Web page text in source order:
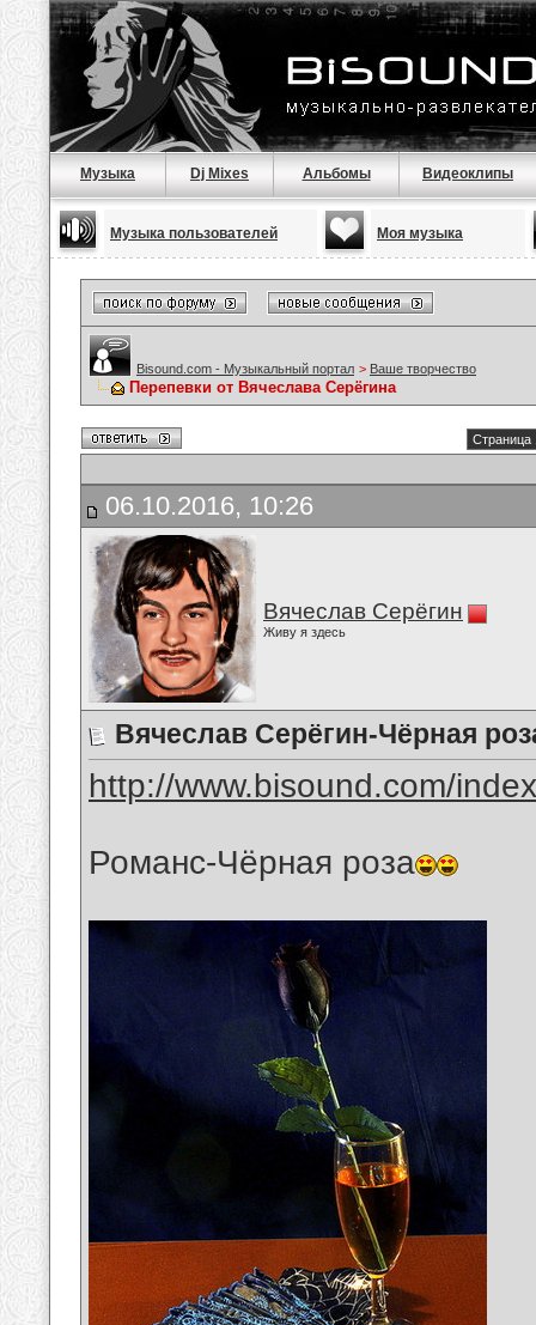
Музыка Dj Mixes Альбомы Видеоклипы
Музыка пользователей Моя музыка
Bisound.com - Музыкальный портал > Ваше творчество
Перепевки от Вячеслава Серёгина
Страница
06.10.2016, 10:26
Вячеслав Серёгин
Живу я здесь
Вячеслав Серёгин-Чёрная
http://www.bisound.com/
Романс-Чёрная роза